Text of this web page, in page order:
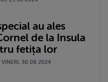
au ales
de la Insula
fetița lor
VINERI, 30.08.2024